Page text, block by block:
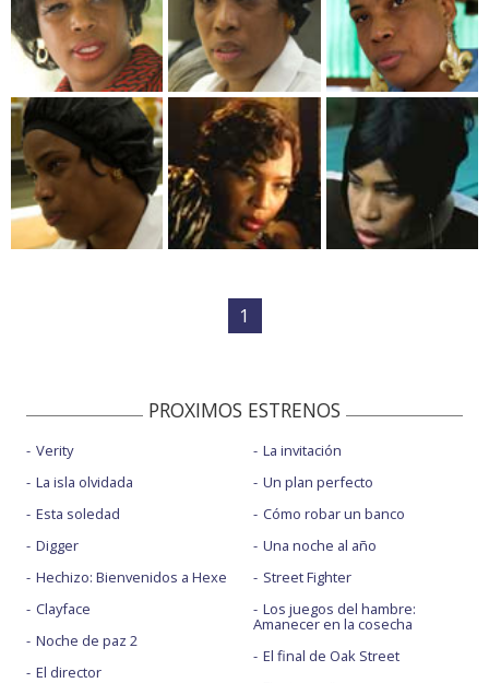
1
PROXIMOS ESTRENOS
Verity
La isla olvidada
Esta soledad
Digger
Hechizo: Bienvenidos a Hexe
Clayface
Noche de paz 2
El director
La invitación
Un plan perfecto
Cómo robar un banco
Una noche al año
Street Fighter
Los juegos del hambre:
Amanecer en la cosecha
El final de Oak Street